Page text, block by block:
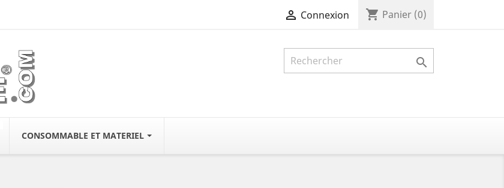
 Connexion shopping_cart Panier (0)

CONSOMMABLE ET MATERIEL